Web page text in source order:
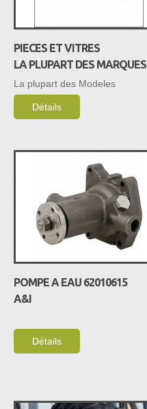
PIECES ET VITRES
LA PLUPART DES MARQUES
La plupart des Modeles
Détails
POMPE A EAU 62010615
A&I
Détails